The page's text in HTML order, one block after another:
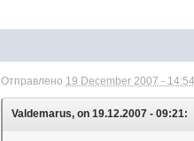
Отправлено 19 December 2007 - 14:54
Valdemarus, on 19.12.2007 - 09:21: